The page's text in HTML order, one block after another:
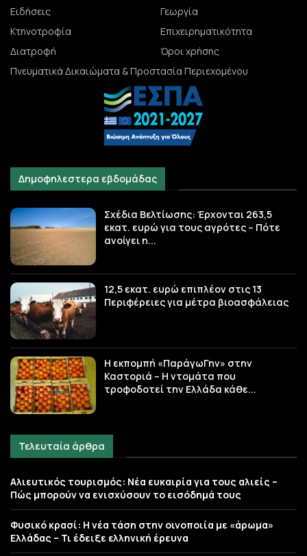
Ειδήσεις
Γεωργία
Κτηνοτροφία
Επιχειρηματικότητα
Διατροφή
Όροι χρήσης
Πνευματικά Δικαιώματα & Προστασία Περιεχομένου
Δημοφηλεστερα εβδομάδας
Σχέδια Βελτίωσης: Έρχονται 263,5
εκατ. ευρώ για τους αγρότες – Πότε
ανοίγει η...
12,5 εκατ. ευρώ επιπλέον στις 13
Περιφέρειες για μέτρα βιοασφάλειας
Η εκπομπή «ΠαράγωΓην» στην
Καστοριά – Η ντομάτα που
τροφοδοτεί την Ελλάδα κάθε...
Τελευταία άρθρα
Αλιευτικός τουρισμός: Νέα ευκαιρία για τους αλιείς –
Πώς μπορούν να ενισχύσουν το εισόδημά τους
Φυσικό κρασί: Η νέα τάση στην οινοποιία με «άρωμα»
Ελλάδας – Τι έδειξε ελληνική έρευνα